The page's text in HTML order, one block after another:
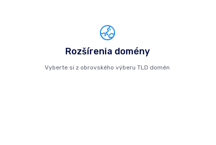
Rozšírenia domény
Vyberte si z obrovského výberu TLD domén